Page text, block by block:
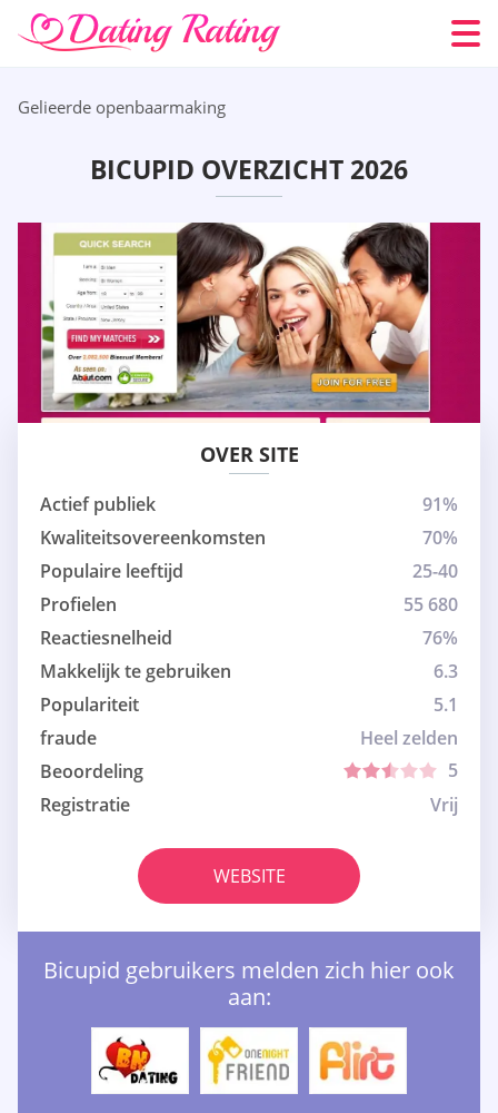
Gelieerde openbaarmaking
BICUPID OVERZICHT 2026
OVER SITE
Actief publiek
91%
Kwaliteitsovereenkomsten
70%
Populaire leeftijd
25-40
Profielen
55 680
Reactiesnelheid
76%
Makkelijk te gebruiken
6.3
Populariteit
5.1
fraude
Heel zelden
Beoordeling
5
Registratie
Vrij
WEBSITE
Bicupid gebruikers melden zich hier ook
aan: